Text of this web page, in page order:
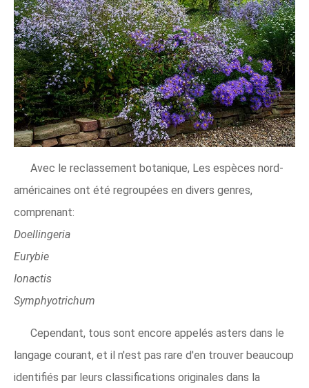
Avec le reclassement botanique, Les espèces nord-
américaines ont été regroupées en divers genres,
comprenant:
Doellingeria
Eurybie
Ionactis
Symphyotrichum
Cependant, tous sont encore appelés asters dans le
langage courant, et il n'est pas rare d'en trouver beaucoup
identifiés par leurs classifications originales dans la